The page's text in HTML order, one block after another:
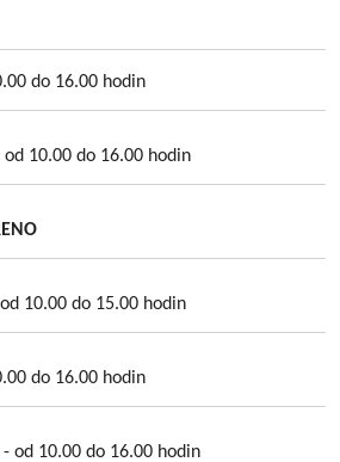
do 16.00 hodin
10.00 do 16.00 hodin
10.00 do 15.00 hodin
do 16.00 hodin
od 10.00 do 16.00 hodin